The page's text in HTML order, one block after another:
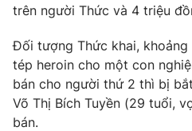
Phim VTV
Hậu trường
Nhân vật
Khán giả
Điện ảnh
Âm nhạc
Sao
Đời sống
Du lịch
Giáo dục
trên người Thức và 4 triệu
Đối tượng Thức khai, khoảng
tép heroin cho một con
bán cho người thứ 2 thì bị
Võ Thị Bích Tuyền (29 tuổi,
bán.